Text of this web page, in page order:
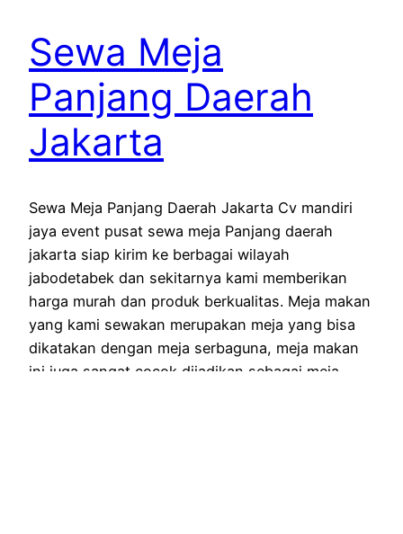
Sewa Meja
Panjang Daerah
Jakarta
Sewa Meja Panjang Daerah Jakarta Cv mandiri
jaya event pusat sewa meja Panjang daerah
jakarta siap kirim ke berbagai wilayah
jabodetabek dan sekitarnya kami memberikan
harga murah dan produk berkualitas. Meja makan
yang kami sewakan merupakan meja yang bisa
dikatakan dengan meja serbaguna, meja makan
ini juga sangat cocok dijadikan sebagai meja